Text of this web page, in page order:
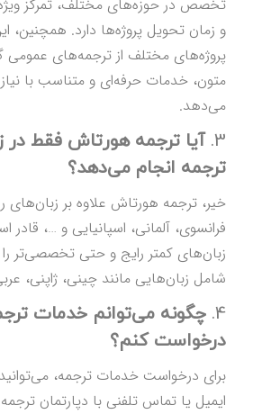
تخصص در حوزه‌های مختلف، تمرکز
و زمان تحویل پروژه‌ها دارد. همچنین،
پروژه‌های مختلف از ترجمه‌های عمومی
متون، خدمات حرفه‌ای و متناسب با نیاز
می‌دهد.
3. آیا ترجمه هورتاش فقط در
ترجمه انجام می‌دهد؟
خیر، ترجمه هورتاش علاوه بر زبان‌های
فرانسوی، آلمانی، اسپانیایی و …،
زبان‌های کمتر رایج و حتی تخصصی‌تر را
شامل زبان‌هایی مانند چینی، ژاپنی،
4. چگونه می‌توانم خدمات
درخواست کنم؟
برای درخواست خدمات ترجمه،
ایمیل یا تماس تلفنی با دپارتمان